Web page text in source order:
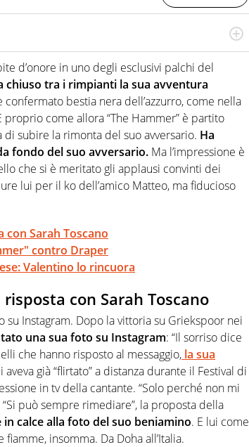
del calcio in una nicchia di esperti, lui ne
arbitrale né gli umori social del mondo delle
d’onore in uno degli esclusivi palchi del
chiuso tra i rimpianti la sua avventura
confermato bestia nera dell’azzurro, come nella
come allora “The Hammer” è partito
subire la rimonta del suo avversario. Ha
fondo del suo avversario. Ma l’impressione è
che si è meritato gli applausi convinti dei
lui per il ko dell’amico Matteo, ma fiducioso
Sarah Toscano
contro Draper
Valentino lo rincuora
con Sarah Toscano
Instagram. Dopo la vittoria su Griekspoor nei
una sua foto su Instagram: “Il sorriso dice
che hanno risposto al messaggio, la sua
aveva già “flirtato” a distanza durante il Festival di
in tv della cantante. “Solo perché non mi
può sempre rimediare”, la proposta della
calce alla foto del suo beniamino. E lui come
fiamme, insomma. Da Doha all’Italia.